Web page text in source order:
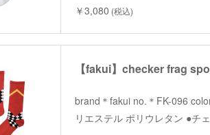
￥3,080 (税込)
brand＊fakui no.＊FK-096
リエステル ポリウレタン ●チ